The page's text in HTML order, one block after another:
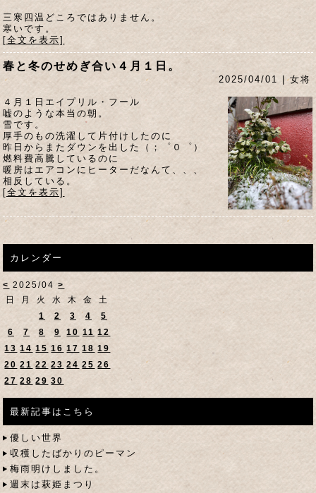
三寒四温どころではありません。
寒いです。
[全文を表示]
春と冬のせめぎ合い４月１日。
2025/04/01 | 女将
４月１日エイプリル・フール
嘘のような本当の朝。
雪です。
厚手のもの洗濯して片付けしたのに
昨日からまたダウンを出した（；゜０゜）
燃料費高騰しているのに
暖房はエアコンにヒーターだなんて、、、
相反している。
[全文を表示]
カレンダー
< 2025/04>
日
月 火 水 木 金
土
1
2 3 4
5
6
7 8 9 10 11 12
13 14 15 16 17 18 19
20 21 22 23 24 25 26
27 28 29 30
最新記事はこちら
優しい世界
収穫したばかりのピーマン
梅雨明けしました。
週末は萩姫まつり